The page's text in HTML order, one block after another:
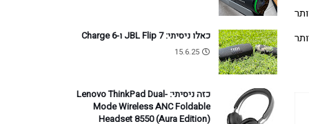
כאלו ניסיתי: JBL Flip 7 ו-Charge 6
15.6.25
כזה ניסיתי: Lenovo ThinkPad Dual-
Mode Wireless ANC Foldable
Headset 8550 (Aura Edition)